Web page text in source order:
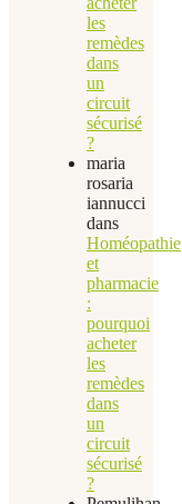
les
remèdes
dans
un
circuit
sécurisé
?
maria
rosaria
iannucci
dans
Homéopathie
et
pharmacie
:
pourquoi
acheter
les
remèdes
dans
un
circuit
sécurisé
?